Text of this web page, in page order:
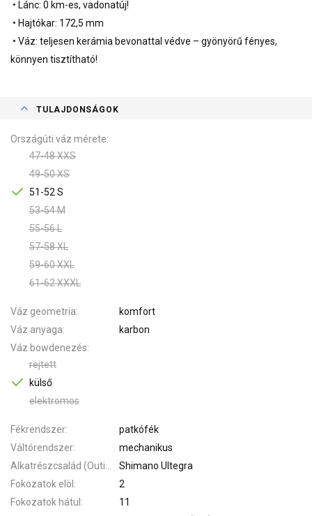
• Lánc: 0 km-es, vadonatúj!
• Hajtókar: 172,5 mm
• Váz: teljesen kerámia bevonattal védve – gyönyörű fényes,
könnyen tisztítható!
TULAJDONSÁGOK
Országúti váz mérete
47-48 XXS
49-50 XS
51-52 S
53-54 M
55-56 L
57-58 XL
59-60 XXL
61-62 XXXL
Váz geometria
komfort
Váz anyaga
karbon
Váz bowdenezés
rejtett
külső
elektromos
Fékrendszer
patkófék
Váltórendszer
mechanikus
Shimano Ultegra
Fokozatok elöl
2
Fokozatok hátul
11